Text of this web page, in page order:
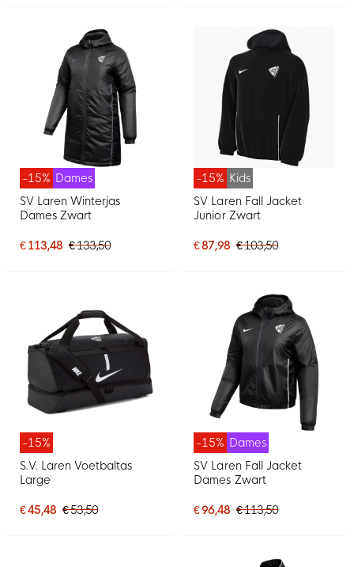
-15% Dames
SV Laren Winterjas
Dames Zwart
€ 113,48 € 133,50
-15% Kids
SV Laren Fall Jacket
Junior Zwart
€ 87,98 € 103,50
-15%
S.V. Laren Voetbaltas
Large
€ 45,48 € 53,50
-15% Dames
SV Laren Fall Jacket
Dames Zwart
€ 96,48 € 113,50